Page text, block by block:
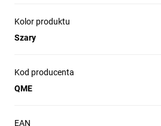
Gwarancja oraz serwis
Kolor produktu
Szary
Kod producenta
QME
EAN